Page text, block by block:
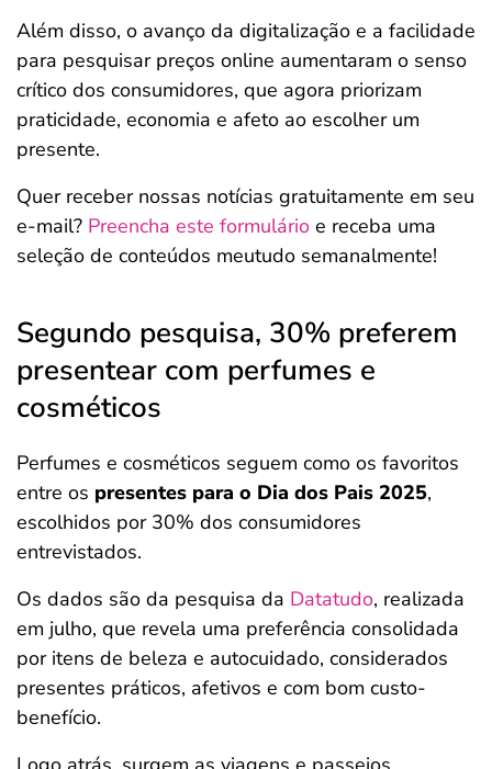
Além disso, o avanço da digitalização e a facilidade
para pesquisar preços online aumentaram o senso
crítico dos consumidores, que agora priorizam
praticidade, economia e afeto ao escolher um
presente.
Quer receber nossas notícias gratuitamente em seu
e-mail? Preencha este formulário e receba uma
seleção de conteúdos meutudo semanalmente!
Segundo pesquisa, 30% preferem
presentear com perfumes e
cosméticos
Perfumes e cosméticos seguem como os favoritos
entre os presentes para o Dia dos Pais 2025,
escolhidos por 30% dos consumidores
entrevistados.
Os dados são da pesquisa da Datatudo, realizada
em julho, que revela uma preferência consolidada
por itens de beleza e autocuidado, considerados
presentes práticos, afetivos e com bom custo-
benefício.